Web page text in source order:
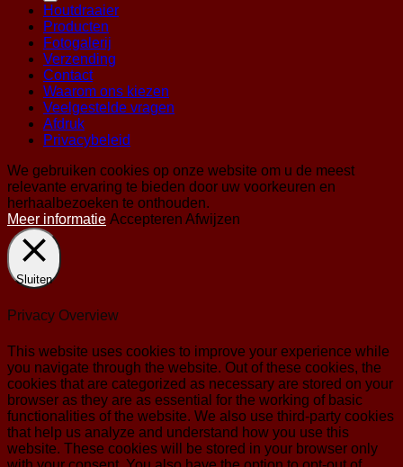
Houtdraaier
Producten
Fotogalerij
Verzending
Contact
Waarom ons kiezen
Veelgestelde vragen
Afdruk
Privacybeleid
We gebruiken cookies op onze website om u de meest
relevante ervaring te bieden door uw voorkeuren en
herhaalbezoeken te onthouden.
Meer informatie Accepteren Afwijzen
Sluiten
Privacy Overview
This website uses cookies to improve your experience while
you navigate through the website. Out of these cookies, the
cookies that are categorized as necessary are stored on your
browser as they are as essential for the working of basic
functionalities of the website. We also use third-party cookies
that help us analyze and understand how you use this
website. These cookies will be stored in your browser only